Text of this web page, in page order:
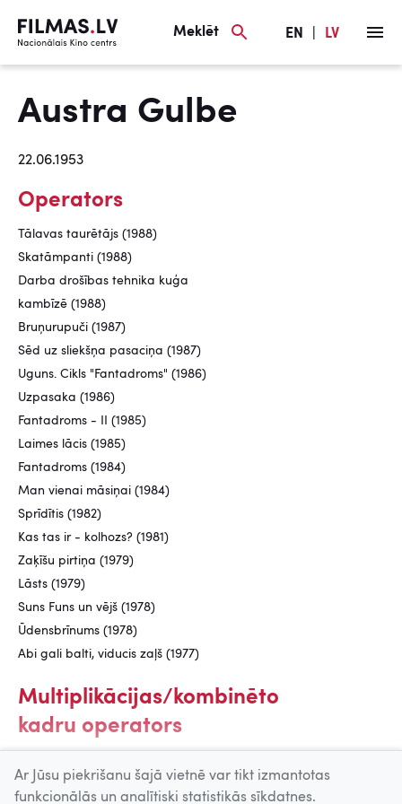
Meklēt EN LV
Austra Gulbe
22.06.1953
Operators
Tālavas taurētājs (1988)
Skatāmpanti (1988)
Darba drošības tehnika kuģa
kambīzē (1988)
Bruņurupuči (1987)
Sēd uz sliekšņa pasaciņa (1987)
Uguns. Cikls "Fantadroms" (1986)
Uzpasaka (1986)
Fantadroms - II (1985)
Laimes lācis (1985)
Fantadroms (1984)
Man vienai māsiņai (1984)
Sprīdītis (1982)
Kas tas ir - kolhozs? (1981)
Zaķīšu pirtiņa (1979)
Lāsts (1979)
Suns Funs un vējš (1978)
Ūdensbrīnums (1978)
Abi gali balti, viducis zaļš (1977)
Multiplikācijas/kombinēto
kadru operators
Ar Jūsu piekrišanu šajā vietnē var tikt izmantotas
funkcionālās un analītiski statistikās sīkdatnes.